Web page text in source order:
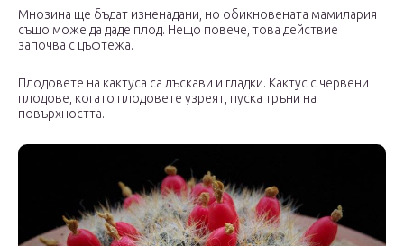
Мнозина ще бъдат изненадани, но обикновената мамилария
също може да даде плод. Нещо повече, това действие
започва с цъфтежа.
Плодовете на кактуса са лъскави и гладки. Кактус с червени
плодове, когато плодовете узреят, пуска тръни на
повърхността.